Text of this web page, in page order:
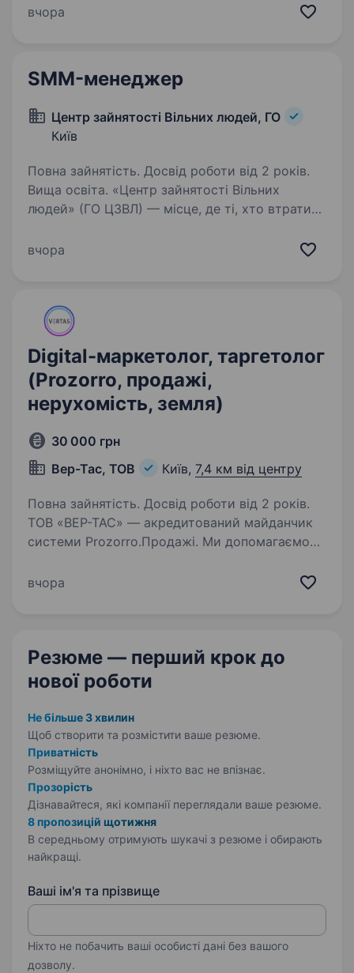
market. The product is actively scaling its user
вчора
SMM-менеджер
Центр зайнятості Вільних людей, ГО
Київ
Повна зайнятість. Досвід роботи від 2 років.
Вища освіта. «Центр зайнятості Вільних
людей» (ГО ЦЗВЛ) — місце, де ті, хто втратив
знаходять свої сенси та повертаються
вчора
Digital-маркетолог, таргетолог
(Prozorro, продажі,
нерухомість, земля)
30 000 грн
Вер-Тас, ТОВ
Київ, 7,4 км від центру
Повна зайнятість. Досвід роботи від 2 років.
ТОВ «ВЕР-ТАС» — акредитований майданчик
системи Prozorro.Продажі. Ми допомагаємо
вигідно купувати й орендувати державне,
вчора
Резюме — перший крок до
нової роботи
Не більше 3 хвилин
Щоб створити та розмістити ваше резюме.
Приватність
Розміщуйте анонімно, і ніхто вас не впізнає.
Прозорість
Дізнавайтеся, які компанії переглядали ваше резюме.
8 пропозицій щотижня
В середньому отримують шукачі з резюме і обирають
найкращі.
Ваші ім'я та прізвище
Ніхто не побачить ваші особисті дані без вашого
дозволу.